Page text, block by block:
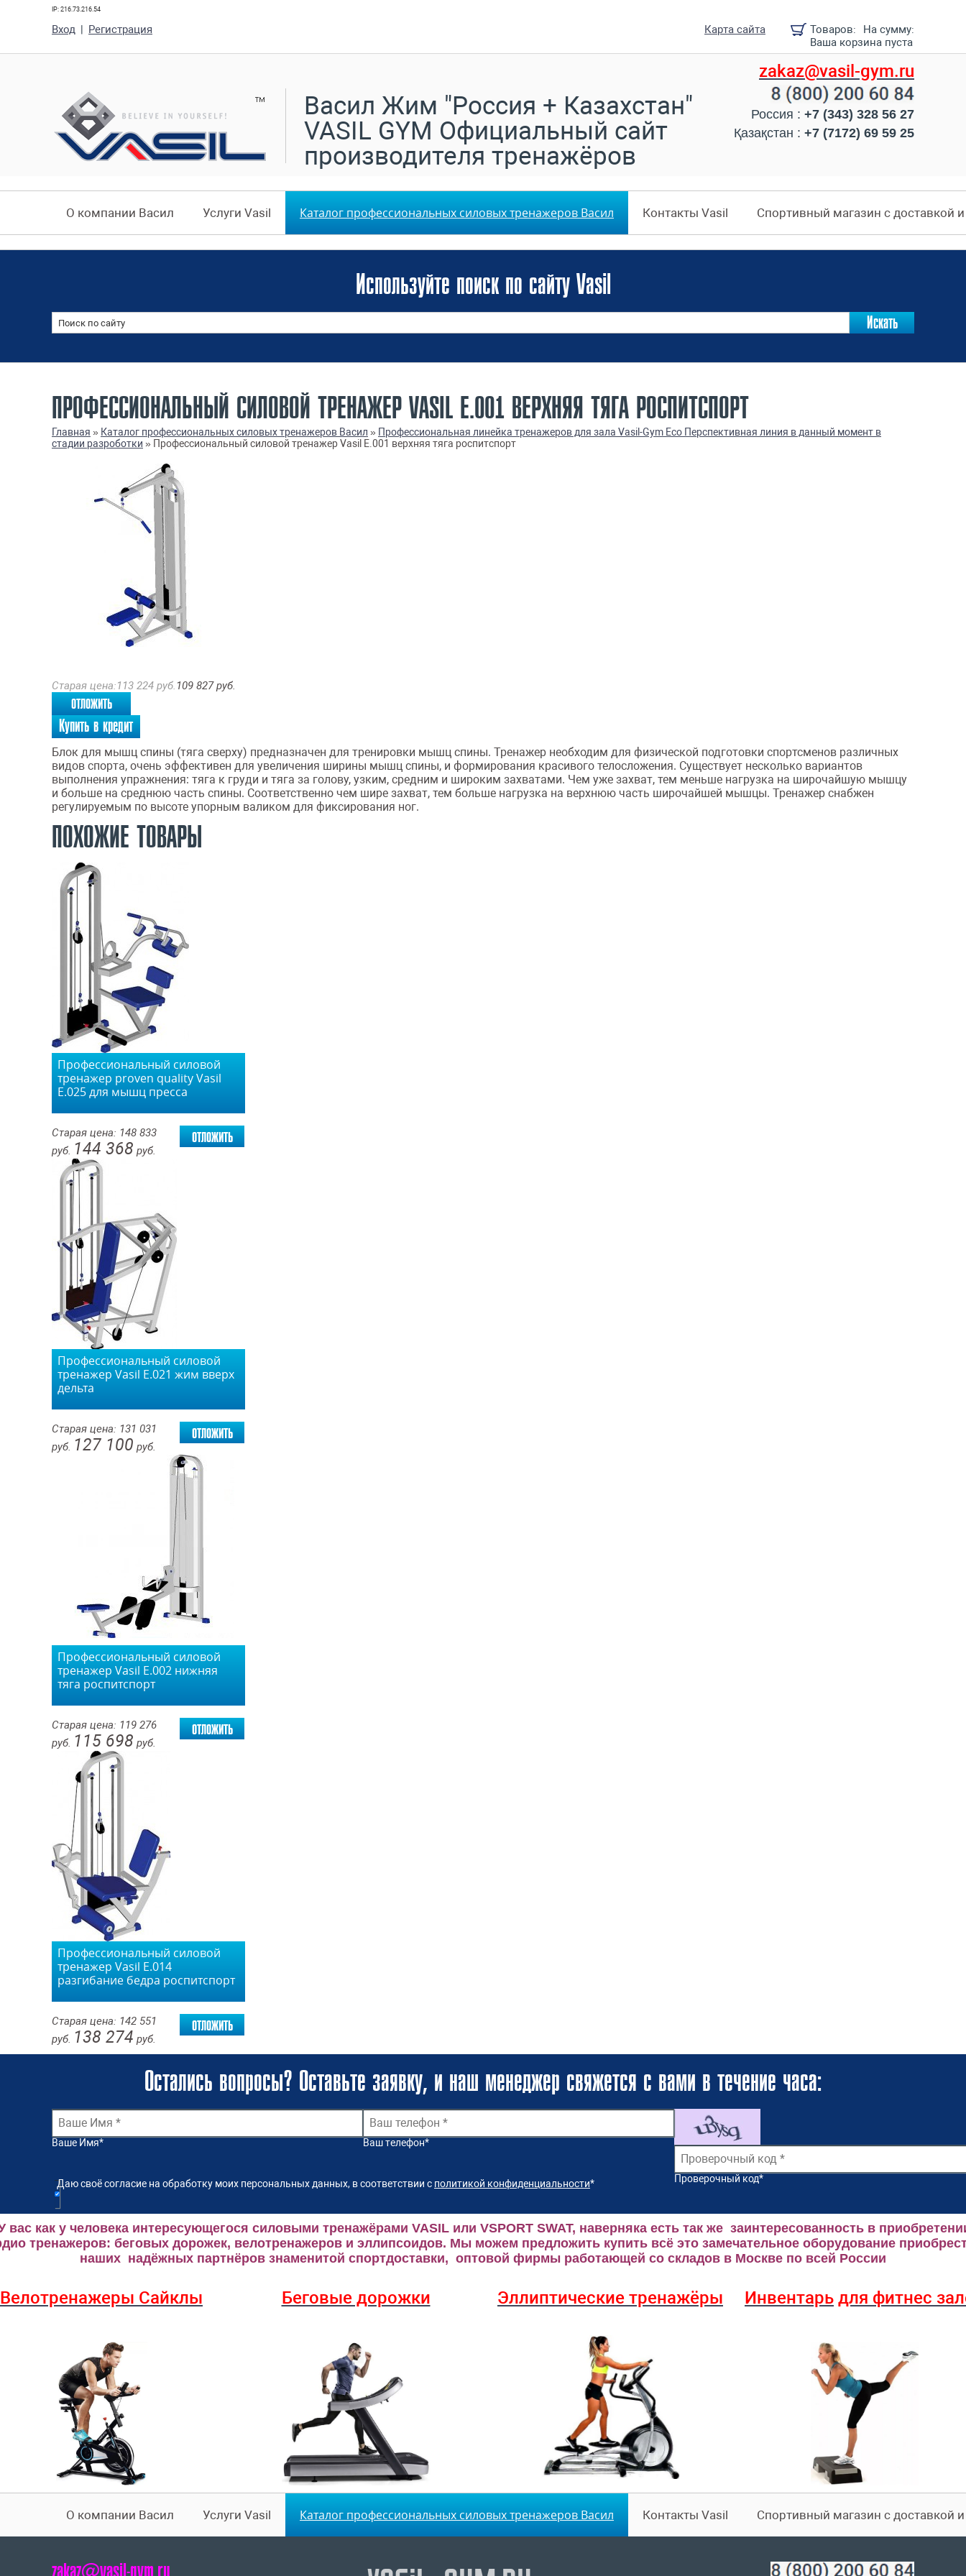
IP: 216.73.216.54
Товаров:
На сумму:
Ваша корзина пуста
Карта сайта
Вход | Регистрация
zakaz@vasil-gym.ru
Россия : +7 (343) 328 56 27
Қазақстан : +7 (7172) 69 59 25
Васил Жим "Россия + Казахстан"
VASIL GYM Официальный сайт
производителя тренажёров
О компании Васил Услуги Vasil Каталог профессиональных силовых тренажеров Васил Контакты Vasil Спортивный магазин с доставкой
Используйте поиск по сайту Vasil
ПРОФЕССИОНАЛЬНЫЙ СИЛОВОЙ ТРЕНАЖЕР VASIL Е.001 ВЕРХНЯЯ ТЯГА РОСПИТСПОРТ
Главная » Каталог профессиональных силовых тренажеров Васил » Профессиональная линейка тренажеров для зала Vasil-Gym Eco Перспективная линия в данный момент в
стадии разроботки » Профессиональный силовой тренажер Vasil Е.001 верхняя тяга роспитспорт
Старая цена:113 224 руб. 109 827 руб.
отложить
Купить в кредит
Блок для мышц спины (тяга сверху) предназначен для тренировки мышц спины. Тренажер необходим для физической подготовки спортсменов различных
видов спорта, очень эффективен для увеличения ширины мышц спины, и формирования красивого телосложения. Существует несколько вариантов
выполнения упражнения: тяга к груди и тяга за голову, узким, средним и широким захватами. Чем уже захват, тем меньше нагрузка на широчайшую мышцу
и больше на среднюю часть спины. Соответственно чем шире захват, тем больше нагрузка на верхнюю часть широчайшей мышцы. Тренажер снабжен
регулируемым по высоте упорным валиком для фиксирования ног.
ПОХОЖИЕ ТОВАРЫ
Профессиональный силовой
тренажер proven quality Vasil
Е.025 для мышц пресса
Старая цена: 148 833
руб. 144 368 руб.
отложить
Профессиональный силовой
тренажер Vasil Е.021 жим вверх
дельта
Старая цена: 131 031
руб. 127 100 руб.
отложить
Профессиональный силовой
тренажер Vasil Е.002 нижняя
тяга роспитспорт
Старая цена: 119 276
руб. 115 698 руб.
отложить
Профессиональный силовой
тренажер Vasil Е.014
разгибание бедра роспитспорт
Старая цена: 142 551
руб. 138 274 руб.
отложить
Остались вопросы? Оставьте заявку, и наш менеджер свяжется с вами в течение часа:
Ваше Имя* Ваш телефон*
Даю своё согласие на обработку моих персональных данных, в соответствии с политикой конфиденциальности* Проверочный код*
вас как у человека интересующегося силовыми тренажёрами VASIL или VSPORT SWAT, наверняка есть так же заинтересованность в
тренажеров: беговых дорожек, велотренажеров и эллипсоидов. Мы можем предложить купить всё это замечательное оборудование
наших надёжных партнёров знаменитой спортдоставки, оптовой фирмы работающей со складов в Москве по всей России
Велотренажеры Сайклы Беговые дорожки Эллиптические тренажёры Инвентарь для фитнес
О компании Васил Услуги Vasil Каталог профессиональных силовых тренажеров Васил Контакты Vasil Спортивный магазин с доставкой